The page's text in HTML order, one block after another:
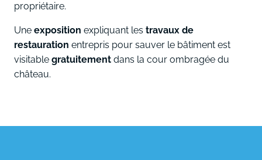
propriétaire.
Une exposition expliquant les travaux de
restauration entrepris pour sauver le bâtiment est
visitable gratuitement dans la cour ombragée du
château.